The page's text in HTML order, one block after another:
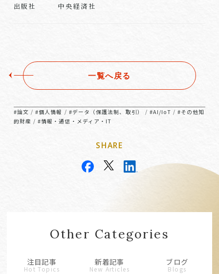
出版社 中央経済社
一覧へ戻る
#論文 /#個人情報 / #データ（保護法制、取引） /#AI/IoT / #その他知
的財産 /#情報・通信・メディア・IT
SHARE
Other Categories
注目記事
Hot Topics
新着記事
New Articles
ブログ
Blogs